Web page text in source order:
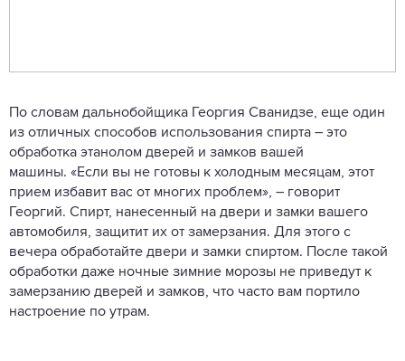
По словам дальнобойщика Георгия Сванидзе, еще один
из отличных способов использования спирта – это
обработка этанолом дверей и замков вашей
машины. «Если вы не готовы к холодным месяцам, этот
прием избавит вас от многих проблем», – говорит
Георгий. Спирт, нанесенный на двери и замки вашего
автомобиля, защитит их от замерзания. Для этого с
вечера обработайте двери и замки спиртом. После такой
обработки даже ночные зимние морозы не приведут к
замерзанию дверей и замков, что часто вам портило
настроение по утрам.